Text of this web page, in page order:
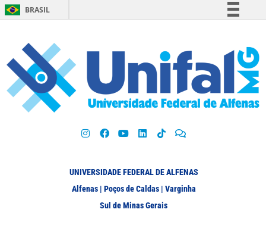
BRASIL
Participe
Acesso à informação
Legislação
UNIVERSIDADE FEDERAL DE ALFENAS
Alfenas | Poços de Caldas | Varginha
Sul de Minas Gerais